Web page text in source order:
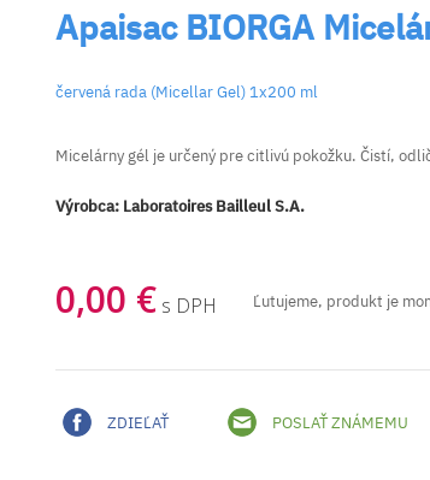
Apaisac BIORGA
červená rada (Micellar Gel) 1x200 ml
Micelárny gél je určený pre citlivú pokožku. Čistí,
Výrobca: Laboratoires Bailleul S.A.
0,00 € s DPH Ľutujeme, produkt je
ZDIEĽAŤ POSLAŤ ZNÁMEMU